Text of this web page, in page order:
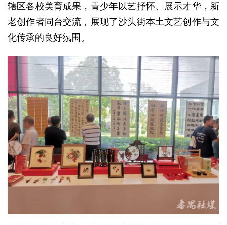
辖区各校美育成果，青少年以艺抒怀、展示才华，新
老创作者同台交流，展现了沙头街本土文艺创作与文
化传承的良好氛围。